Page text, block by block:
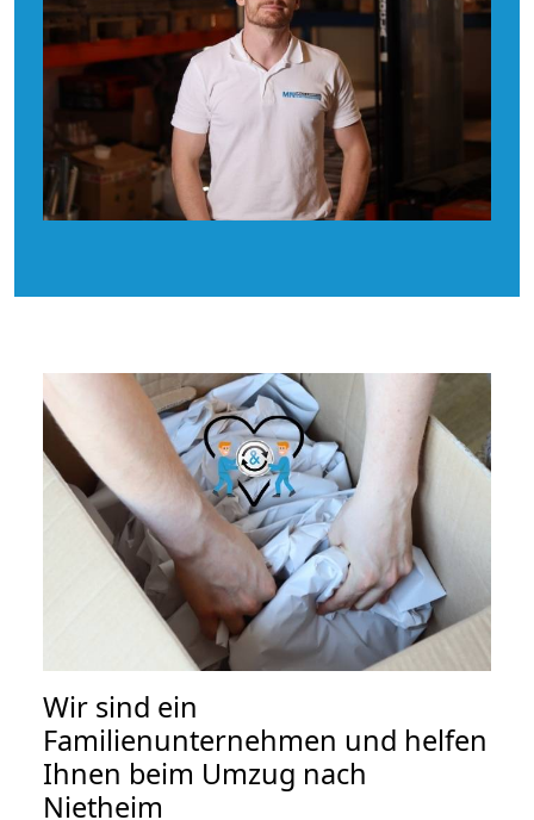
Wir sind ein
Familienunternehmen und helfen
Ihnen beim Umzug nach
Nietheim